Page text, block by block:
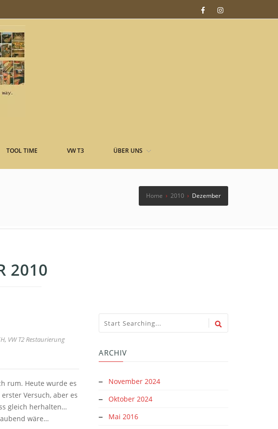
TOOL TIME VW T3 ÜBER UNS
Home › 2010 › Dezember
2010
, VW T2 Restaurierung
rum. Heute wurde es
Versuch, aber es
gleich herhalten…
wäre…
ARCHIV
November 2024
Oktober 2024
Mai 2016